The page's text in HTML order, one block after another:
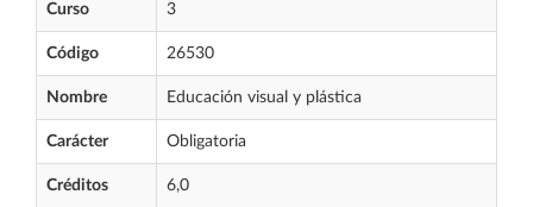
Curso 3
Código 26530
Nombre Educación visual y plástica
Carácter Obligatoria
Créditos 6,0